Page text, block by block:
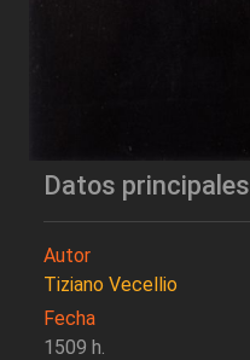
Datos principales
Autor
Tiziano Vecellio
Fecha
1509 h.